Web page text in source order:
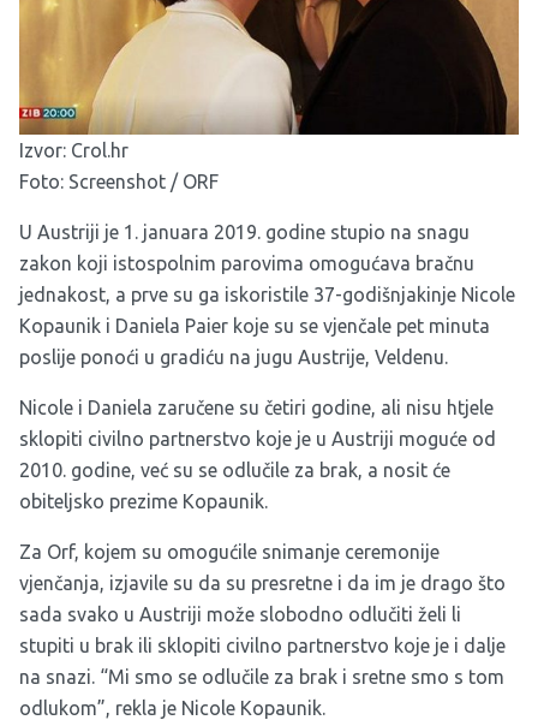
Izvor: Crol.hr
Foto: Screenshot / ORF
U Austriji je 1. januara 2019. godine stupio na snagu
zakon koji istospolnim parovima omogućava bračnu
jednakost, a prve su ga iskoristile 37-godišnjakinje Nicole
Kopaunik i Daniela Paier koje su se vjenčale pet minuta
poslije ponoći u gradiću na jugu Austrije, Veldenu.
Nicole i Daniela zaručene su četiri godine, ali nisu htjele
sklopiti civilno partnerstvo koje je u Austriji moguće od
2010. godine, već su se odlučile za brak, a nosit će
obiteljsko prezime Kopaunik.
Za Orf, kojem su omogućile snimanje ceremonije
vjenčanja, izjavile su da su presretne i da im je drago što
sada svako u Austriji može slobodno odlučiti želi li
stupiti u brak ili sklopiti civilno partnerstvo koje je i dalje
na snazi. “Mi smo se odlučile za brak i sretne smo s tom
odlukom”, rekla je Nicole Kopaunik.